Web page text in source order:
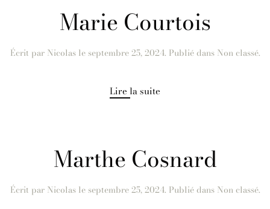
Marie Courtois
Écrit par Nicolasleseptembre 25, 2024. Publié dans Non classé.
Lire la suite
Marthe Cosnard
Écrit par Nicolasleseptembre 25, 2024. Publié dans Non classé.